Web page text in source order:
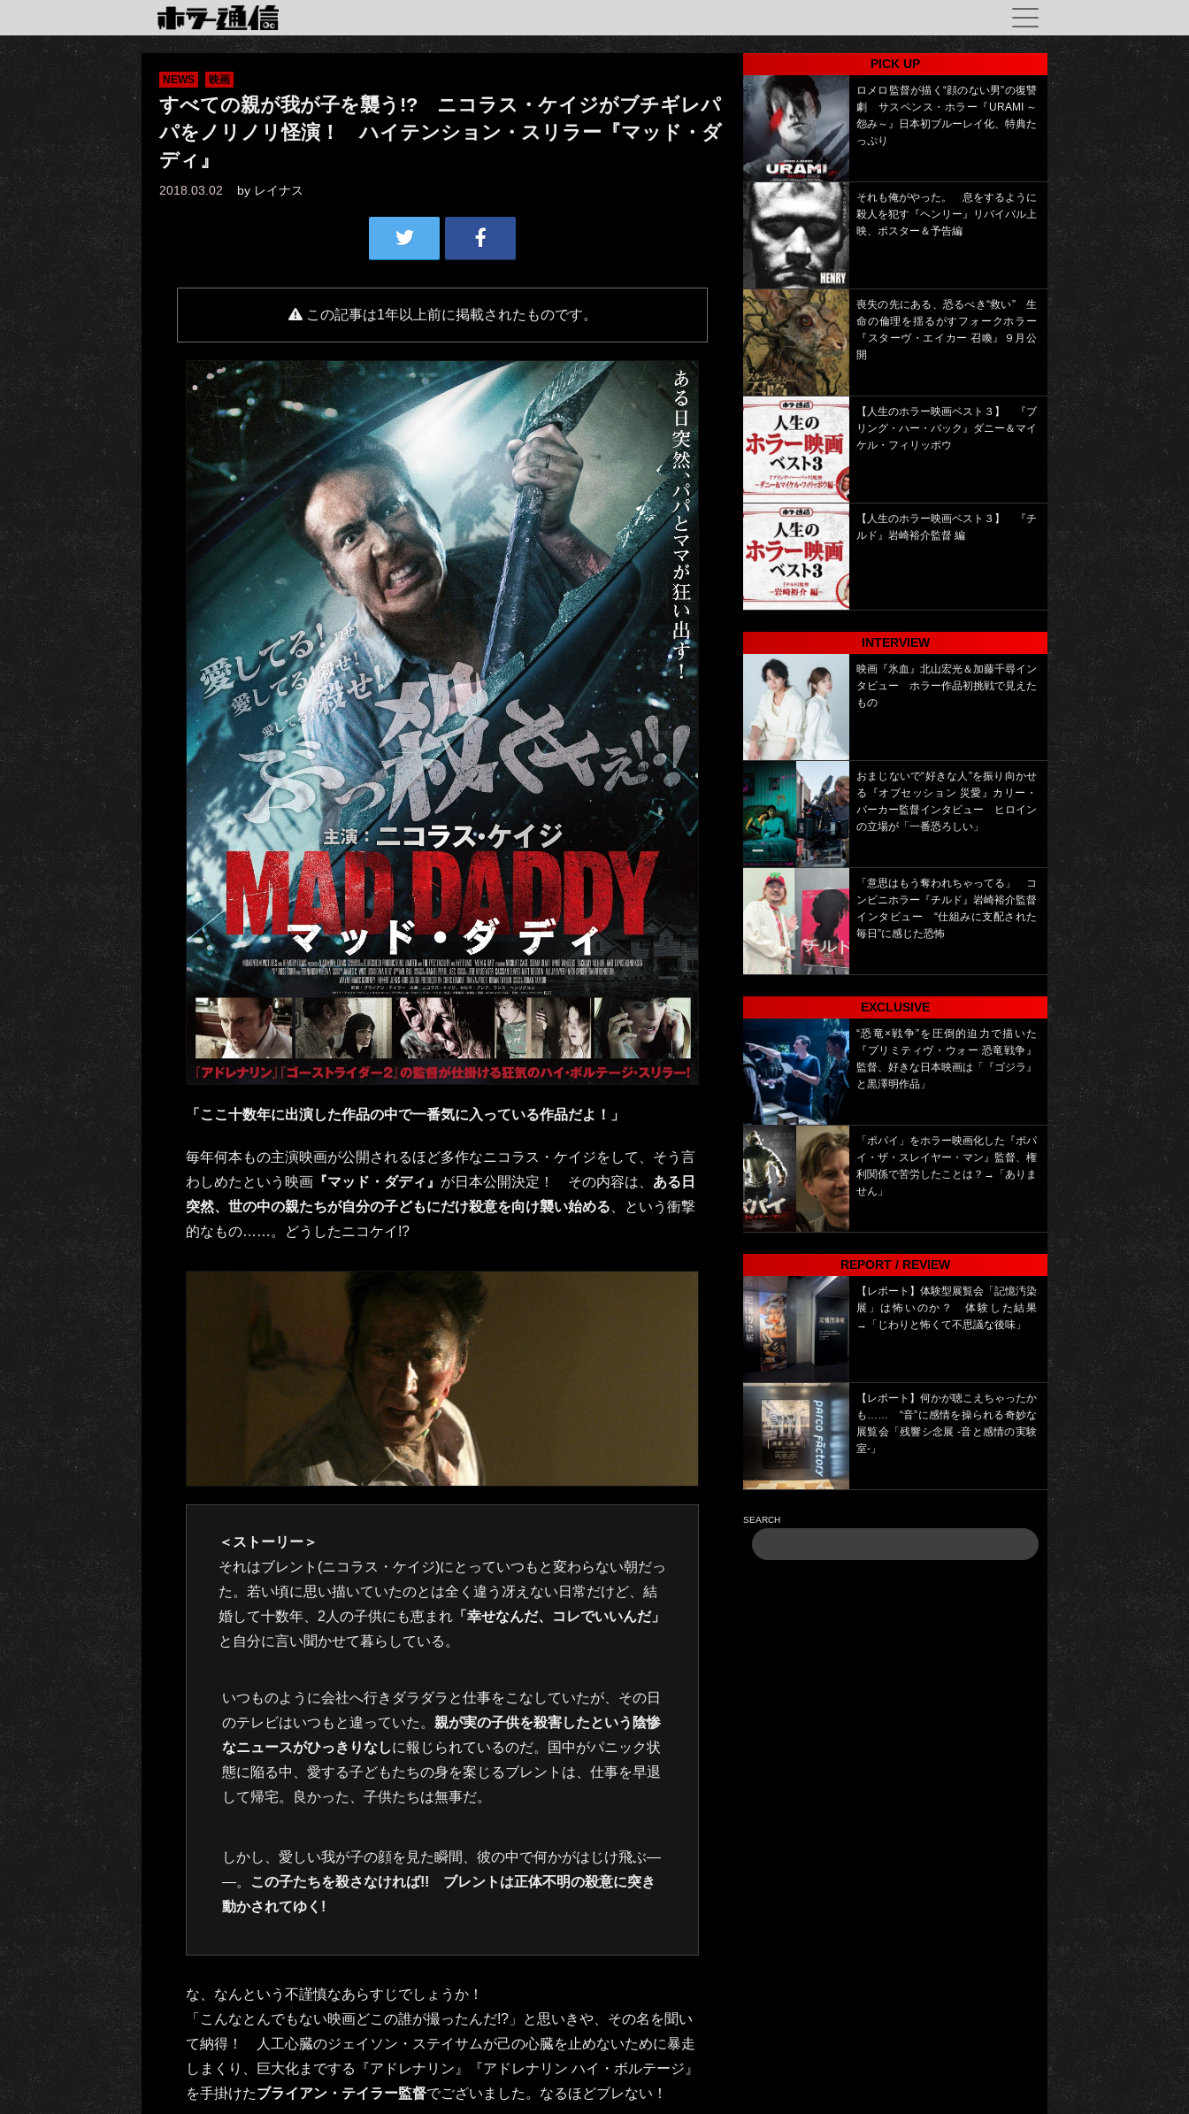
NEWS 映画
すべての親が我が子を襲う!? ニコラス・ケイジがブチギレパ
パをノリノリ怪演！ ハイテンション・スリラー『マッド・ダ
ディ』
2018.03.02 by レイナス
この記事は1年以上前に掲載されたものです。
「ここ十数年に出演した作品の中で一番気に入っている作品だよ！」
毎年何本もの主演映画が公開されるほど多作なニコラス・ケイジをして、そう言
わしめたという映画 『マッド・ダディ』 が日本公開決定！ その内容は、 ある日
突然、世の中の親たちが自分の子どもにだけ殺意を向け襲い始める 、という衝撃
的なもの……。どうしたニコケイ!?
＜ストーリー＞
それはブレント(ニコラス・ケイジ)にとっていつもと変わらない朝だっ
た。若い頃に思い描いていたのとは全く違う冴えない日常だけど、結
婚して十数年、2人の子供にも恵まれ 「幸せなんだ、コレでいいんだ」
と自分に言い聞かせて暮らしている。
いつものように会社へ行きダラダラと仕事をこなしていたが、その日
のテレビはいつもと違っていた。 親が実の子供を殺害したという陰惨
なニュースがひっきりなしに報じられているのだ。国中がパニック状
態に陥る中、愛する子どもたちの身を案じるブレントは、仕事を早退
して帰宅。良かった、子供たちは無事だ。
しかし、愛しい我が子の顔を見た瞬間、彼の中で何かがはじけ飛ぶ―
―。
この子たちを殺さなければ!! ブレントは正体不明の殺意に突き
動かされてゆく!
な、なんという不謹慎なあらすじでしょうか！
「こんなとんでもない映画どこの誰が撮ったんだ!?」と思いきや、その名を聞い
て納得！ 人工心臓のジェイソン・ステイサムが己の心臓を止めないために暴走
しまくり、巨大化までする『アドレナリン』『アドレナリン ハイ・ボルテージ』
を手掛けたブライアン・テイラー監督でございました。なるほどブレない！
PICK UP
ロメロ監督が描く“顔のない男”の復讐
劇 サスペンス・ホラー『URAMI ～
怨み～』日本初ブルーレイ化、特典た
っぷり
それも俺がやった。 息をするように
殺人を犯す『ヘンリー』リバイバル上
映、ポスター＆予告編
喪失の先にある、恐るべき“救い” 生
命の倫理を揺るがすフォークホラー
『スターヴ・エイカー 召喚』９月公
開
【人生のホラー映画ベスト３】 『ブ
リング・ハー・バック』ダニー＆マイ
ケル・フィリッポウ
【人生のホラー映画ベスト３】 『チ
ルド』岩崎裕介監督 編
INTERVIEW
映画『氷血』北山宏光＆加藤千尋イン
タビュー ホラー作品初挑戦で見えた
もの
おまじないで“好きな人”を振り向かせ
る『オブセッション 災愛』カリー・
バーカー監督インタビュー ヒロイン
の立場が「一番恐ろしい」
「意思はもう奪われちゃってる」 コ
ンビニホラー『チルド』岩崎裕介監督
インタビュー “仕組みに支配された
毎日”に感じた恐怖
EXCLUSIVE
“恐竜×戦争”を圧倒的迫力で描いた
『プリミティヴ・ウォー 恐竜戦争』
監督、好きな日本映画は「『ゴジラ』
と黒澤明作品」
「ポパイ」をホラー映画化した『ポパ
イ・ザ・スレイヤー・マン』監督、権
利関係で苦労したことは？→「ありま
せん」
REPORT / REVIEW
【レポート】体験型展覧会「記憶汚染
展」は怖いのか？ 体験した結果
→「じわりと怖くて不思議な後味」
【レポート】何かが聴こえちゃったか
も…… “音”に感情を操られる奇妙な
展覧会「残響シ念展 -⾳と感情の実験
室-」
SEARCH